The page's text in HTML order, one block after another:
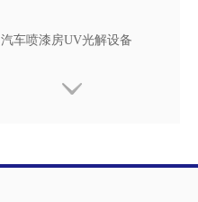
汽车喷漆房UV光解设备